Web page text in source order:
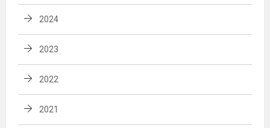
2024
2023
2022
2021